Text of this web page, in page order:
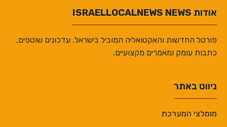
אודות ISRAELLOCALNEWS NEWS
פורטל החדשות והאקטואליה המוביל בישראל. עדכונים שוטפים,
כתבות עומק ומאמרים מקצועיים.
ניווט באתר
מומלצי המערכת